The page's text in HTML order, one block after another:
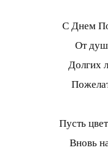
С Днем
От
Долгих
Пусть
Вновь